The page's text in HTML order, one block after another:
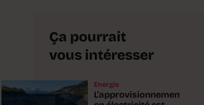
Ça pourrait
vous intéresser
Energie
L'approvisionnement